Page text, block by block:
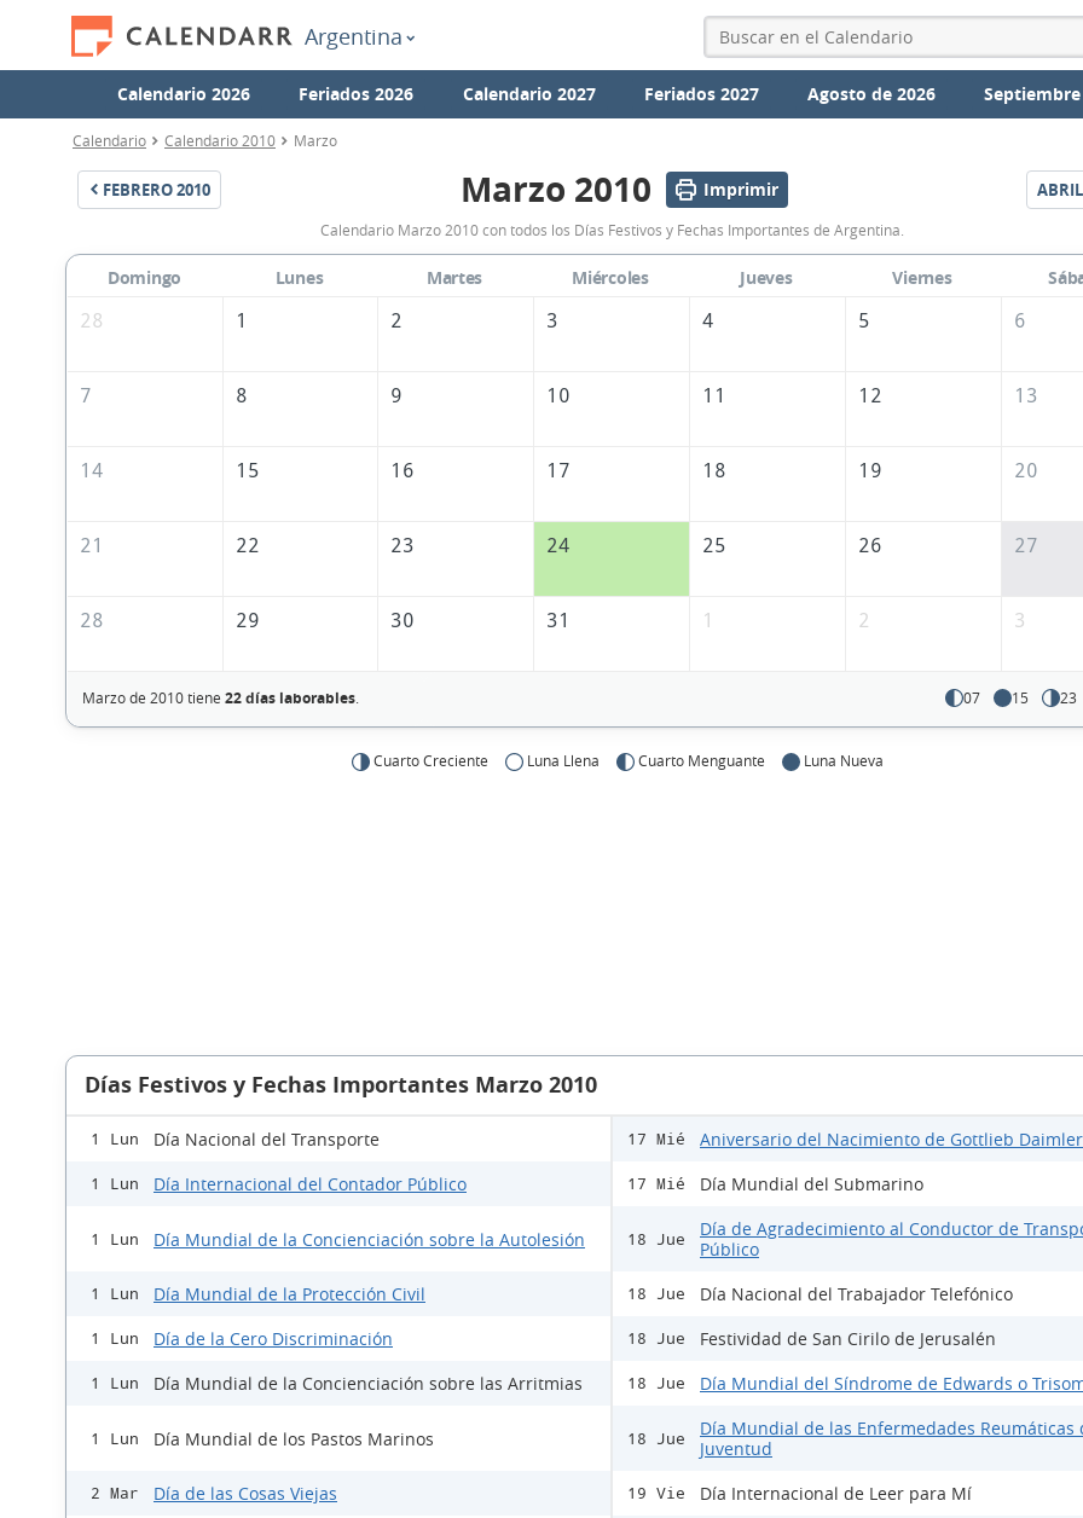
Argentina
Calendario 2026 Feriados 2026 Calendario 2027 Feriados 2027 Agosto de 2026
Calendario Calendario 2010 Marzo
FEBRERO2010
Calendario
Marzo
2010
Argentina
Marzo 2010 Imprimir ABRIL
Calendario Marzo 2010 con todos los Días Festivos y Fechas Importantes de Argentina.
Domingo Lunes Martes Miércoles Jueves Viernes
28
1 2 3 4 5 6
7 8 9 10 11 12 13
14 15 16 17 18 19 20
21 22 23 24 25 26 27
28 29 30 31 1 2 3
Marzo de 2010 tiene 22 días laborables. 07 15 23
Cuarto Creciente Luna Llena Cuarto Menguante Luna Nueva
Días Festivos y Fechas Importantes Marzo 2010
1 Lun Día Nacional del Transporte
1 Lun Día Internacional del Contador Público
1 Lun Día Mundial de la Concienciación sobre la Autolesión
1 Lun Día Mundial de la Protección Civil
1 Lun Día de la Cero Discriminación
1 Lun Día Mundial de la Concienciación sobre las Arritmias
1 Lun Día Mundial de los Pastos Marinos
2 Mar Día de las Cosas Viejas
17 Mié Aniversario del Nacimiento de Gottlieb Daimler
17 Mié Día Mundial del Submarino
18 Jue
Día de Agradecimiento al Conductor de
Público
18 Jue Día Nacional del Trabajador Telefónico
18 Jue Festividad de San Cirilo de Jerusalén
18 Jue Día Mundial del Síndrome de Edwards o
18 Jue
Día Mundial de las Enfermedades Reumáticas
Juventud
19 Vie Día Internacional de Leer para Mí